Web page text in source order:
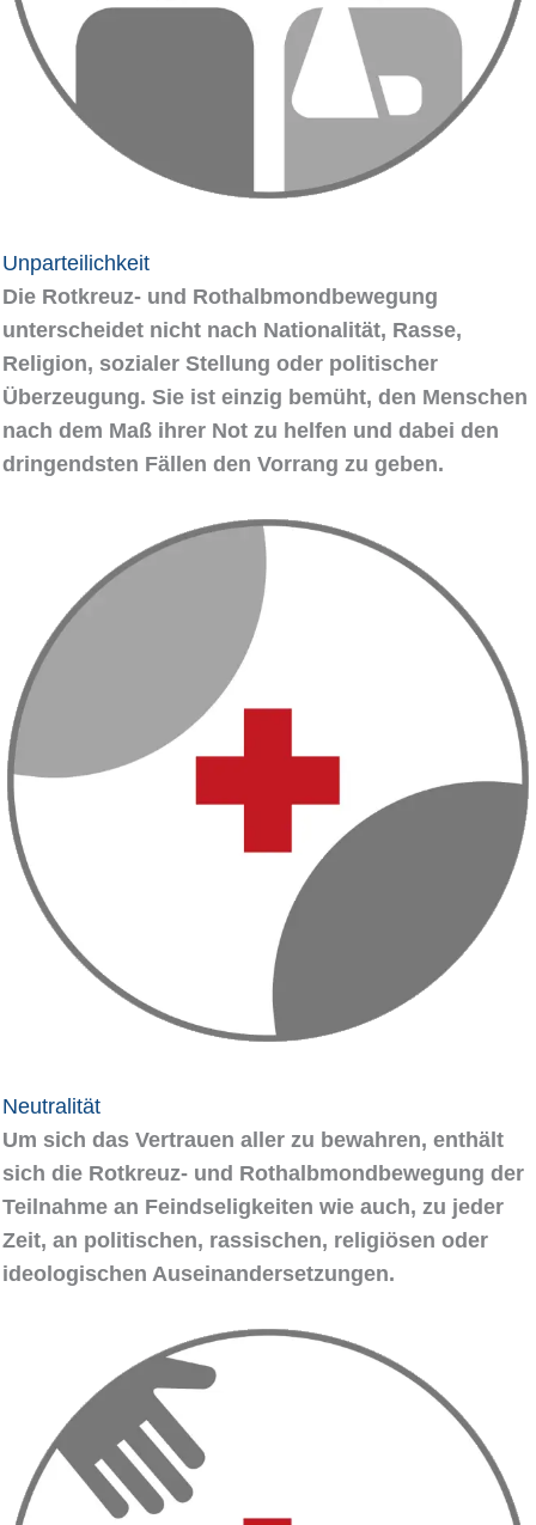
Unparteilichkeit
Die Rotkreuz- und Rothalbmondbewegung
unterscheidet nicht nach Nationalität, Rasse,
Religion, sozialer Stellung oder politischer
Überzeugung. Sie ist einzig bemüht, den Menschen
nach dem Maß ihrer Not zu helfen und dabei den
dringendsten Fällen den Vorrang zu geben.
Neutralität
Um sich das Vertrauen aller zu bewahren, enthält
sich die Rotkreuz- und Rothalbmondbewegung der
Teilnahme an Feindseligkeiten wie auch, zu jeder
Zeit, an politischen, rassischen, religiösen oder
ideologischen Auseinandersetzungen.